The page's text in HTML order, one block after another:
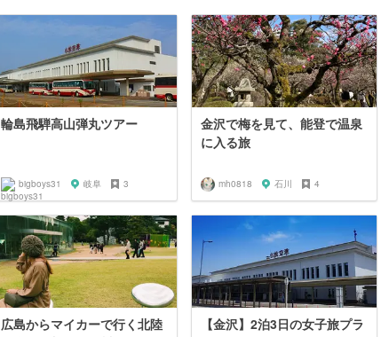
輪島飛騨高山弾丸ツアー
bigboys31 岐阜 3
金沢で梅を見て、能登で温泉
に入る旅
mh0818 石川 4
広島からマイカーで行く北陸
【金沢】2泊3日の女子旅プラ